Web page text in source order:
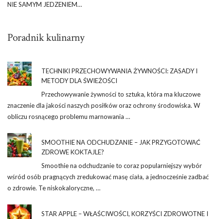
NIE SAMYM JEDZENIEM…
Poradnik kulinarny
TECHNIKI PRZECHOWYWANIA ŻYWNOŚCI: ZASADY I
METODY DLA ŚWIEŻOŚCI
Przechowywanie żywności to sztuka, która ma kluczowe
znaczenie dla jakości naszych posiłków oraz ochrony środowiska. W
obliczu rosnącego problemu marnowania …
SMOOTHIE NA ODCHUDZANIE – JAK PRZYGOTOWAĆ
ZDROWE KOKTAJLE?
Smoothie na odchudzanie to coraz popularniejszy wybór
wśród osób pragnących zredukować masę ciała, a jednocześnie zadbać
o zdrowie. Te niskokaloryczne, …
STAR APPLE – WŁAŚCIWOŚCI, KORZYŚCI ZDROWOTNE I